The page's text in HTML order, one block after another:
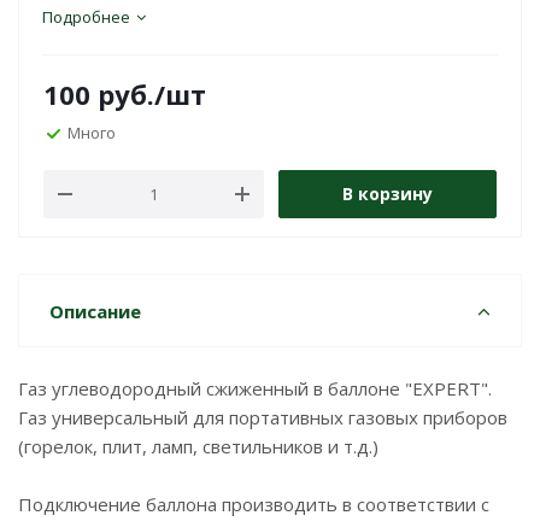
Подробнее
100 руб./шт
Много
В корзину
Описание
Газ углеводородный сжиженный в баллоне "EXPERT".
Газ универсальный для портативных газовых приборов
(горелок, плит, ламп, светильников и т.д.)
Подключение баллона производить в соответствии с